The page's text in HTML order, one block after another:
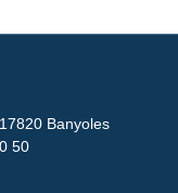
Banyoles
50